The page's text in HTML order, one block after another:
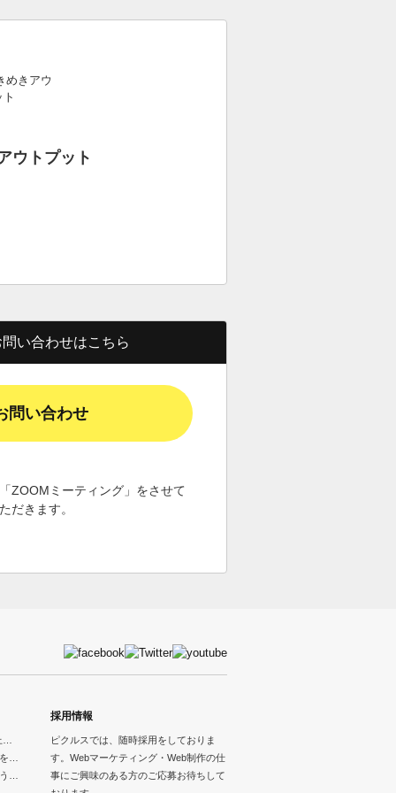
ウトプット
い合わせはこちら
問い合わせ
ZOOMミーティング」をさせて
だきます。
…
…
…
採用情報
ピクルスでは、随時採用をしておりま
す。Webマーケティング・Web制作の仕
事にご興味のある方のご応募お待ちして